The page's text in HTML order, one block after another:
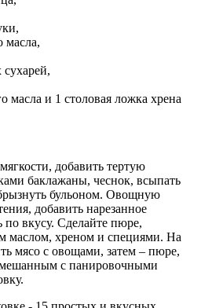
масла,
масла и 1 столовая ложка хрена
добавить тертую
баклажаны, чеснок, всыпать
бульоном. Овощную
добавить нарезанное
по вкусу. Сделайте пюре,
маслом, хреном и специями. На
мясо с овощами, затем – пюре,
с панировочными